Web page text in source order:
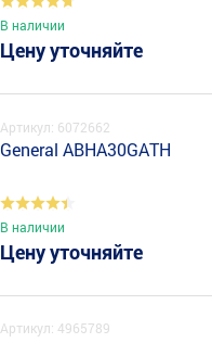
В наличии
Цену уточняйте
Артикул: 6072662
General ABHA30GATH
В наличии
Цену уточняйте
Артикул: 4965789